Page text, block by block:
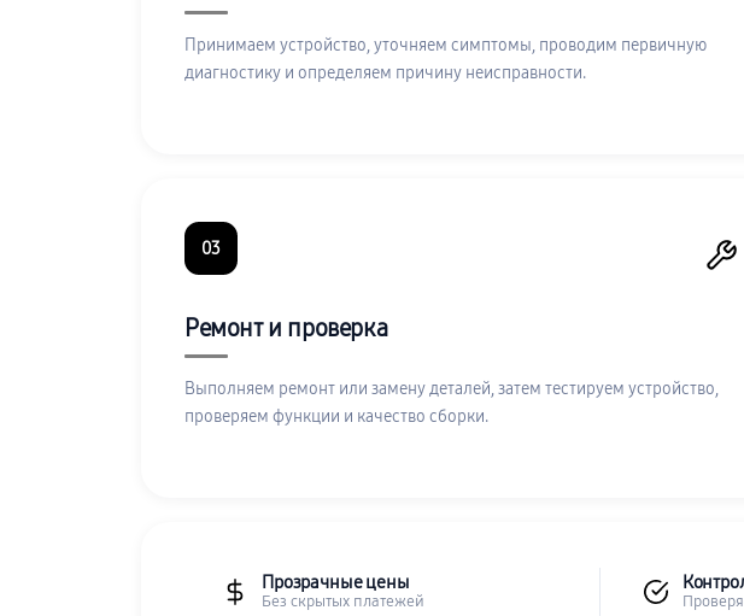
Принимаем устройство, уточняем симптомы, проводим первичную
диагностику и определяем причину неисправности.
03
Ремонт и проверка
Выполняем ремонт или замену деталей, затем тестируем устройство,
проверяем функции и качество сборки.
Прозрачные цены
Без скрытых платежей